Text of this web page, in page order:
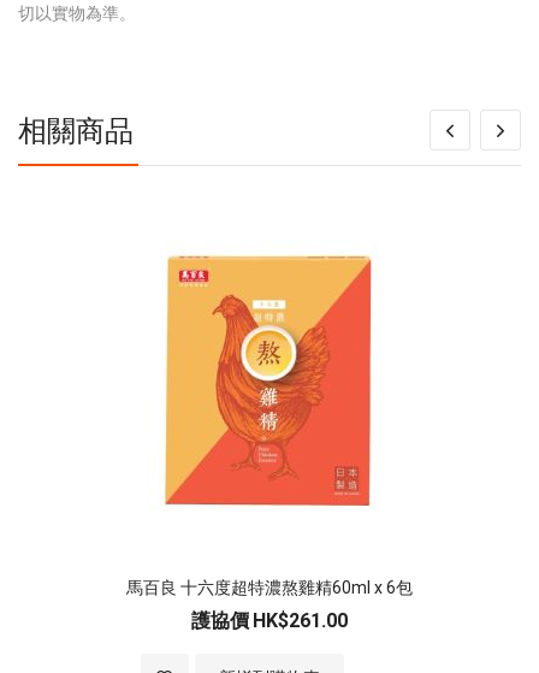
多
切以實物為準。
相關商品
馬百良 十六度超特濃熬雞精60ml x 6包
護協價 HK$261.00